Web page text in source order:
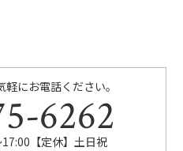
にお電話ください。
6262
【定休】土日祝